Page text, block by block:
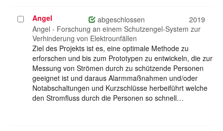
Projekt
auswählen
Angel abgeschlossen
2019
Angel - Forschung an einem Schutzengel-System zur
Verhinderung von Elektrounfällen
Ziel des Projekts ist es, eine optimale Methode zu
erforschen und bis zum Prototypen zu entwickeln, die zur
Messung von Strömen durch zu schützende Personen
geeignet ist und daraus Alarmmaßnahmen und/oder
Notabschaltungen und Kurzschlüsse herbeiführt welche
den Stromfluss durch die Personen so schnell…